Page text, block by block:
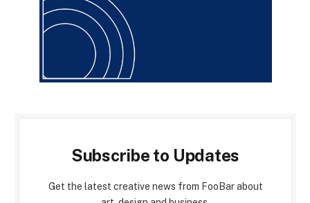
Subscribe to Updates
Get the latest creative news from FooBar about